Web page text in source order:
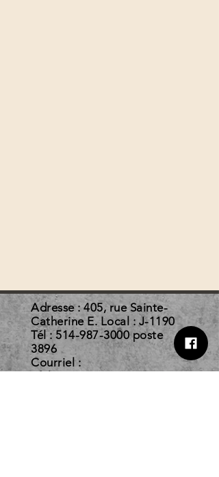
Adresse : 405, rue Sainte-
Catherine E. Local : J-1190
Tél :514-987-3000poste
3896
Courriel :